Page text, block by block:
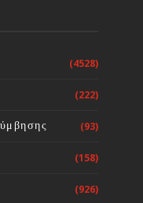
του Υποέργου 1
Άμεση
και
(4528)
(222)
(93)
(158)
(926)